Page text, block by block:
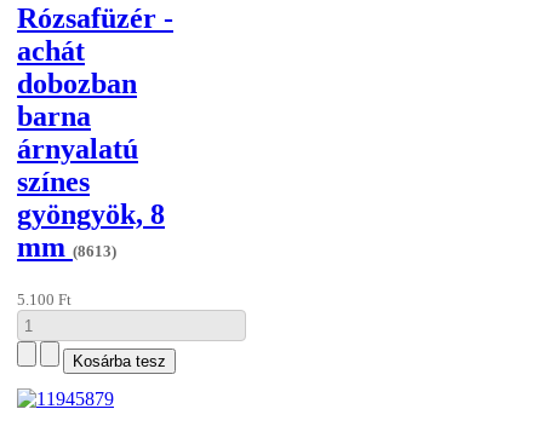
Rózsafüzér -
achát
dobozban
barna
árnyalatú
színes
gyöngyök, 8
mm (8613)
5.100 Ft